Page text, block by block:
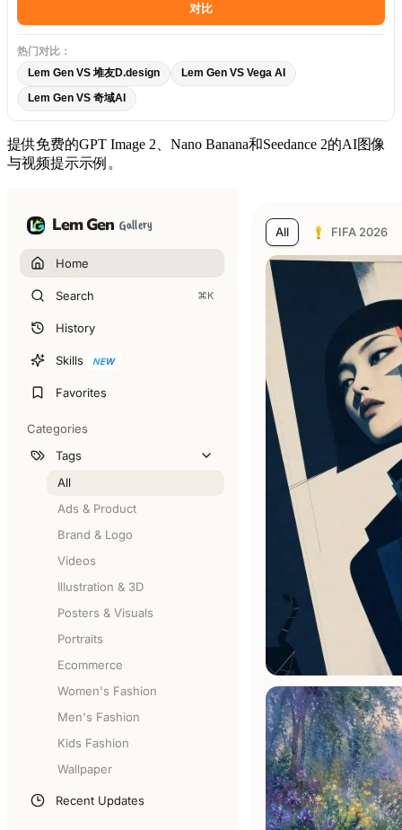
比
对比
热门对比：
Lem Gen VS 堆友D.design
Lem Gen VS Vega AI
Lem Gen VS 奇域AI
提供免费的GPT Image 2、Nano Banana和Seedance 2的AI图像
与视频提示示例。